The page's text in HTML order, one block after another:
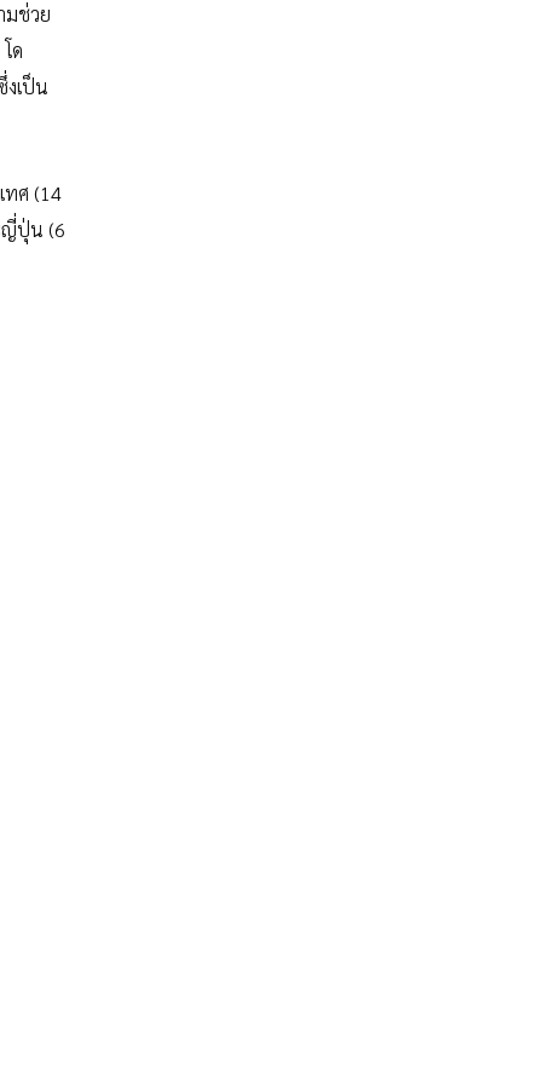
มช่วย
ด
งเป็น
ทศ (14
ญี่ปุ่น (6